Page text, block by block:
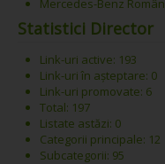
Mercedes-Benz
Statistici Director
Link-uri active: 193
Link-uri în așteptare: 0
Link-uri promovate: 6
Total: 197
Listate astăzi: 0
Categorii principale: 12
Subcategorii: 95